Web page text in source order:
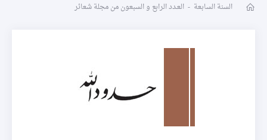
السنة السابعة - العـدد الرابع و السبعون من مجلة شعائر